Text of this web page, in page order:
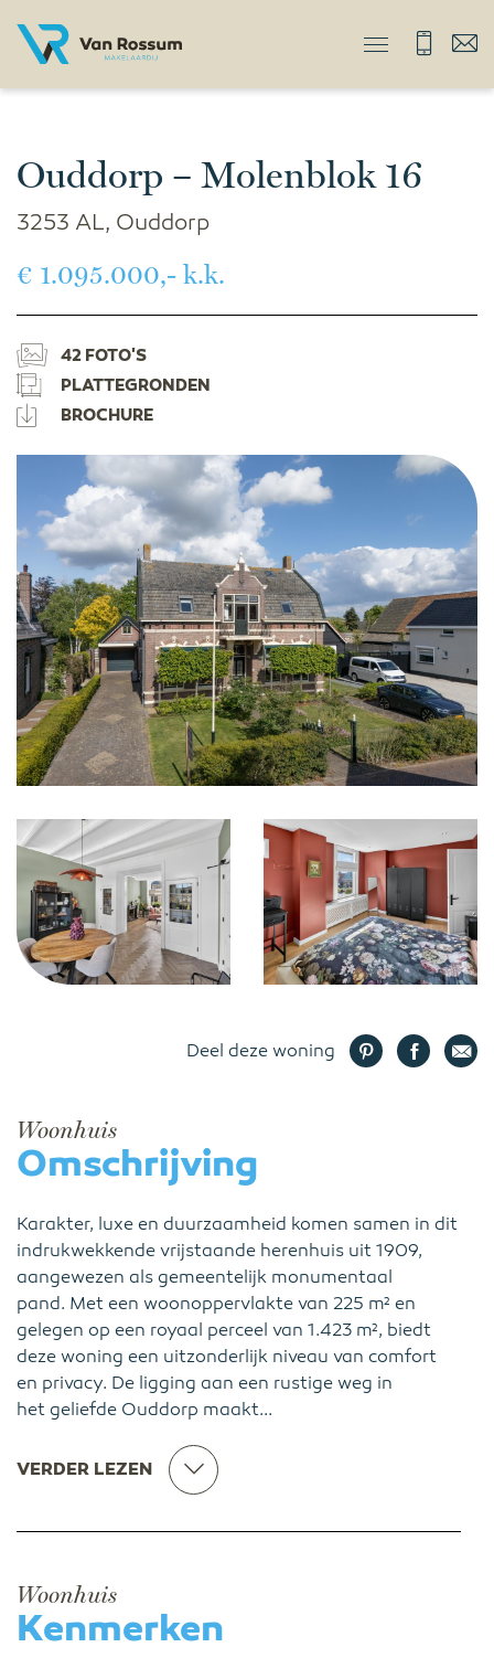
Ouddorp – Molenblok 16
3253 AL, Ouddorp
€ 1.095.000,- k.k.
42 FOTO'S
PLATTEGRONDEN
BROCHURE
Deel deze woning
Woonhuis
Omschrijving
Karakter, luxe en duurzaamheid komen samen in dit
indrukwekkende vrijstaande herenhuis uit 1909,
aangewezen als gemeentelijk monumentaal
pand. Met een woonoppervlakte van 225 m² en
gelegen op een royaal perceel van 1.423 m², biedt
deze woning een uitzonderlijk niveau van comfort
en privacy. De ligging aan een rustige weg in
het geliefde Ouddorp maakt...
VERDER LEZEN
Woonhuis
Kenmerken